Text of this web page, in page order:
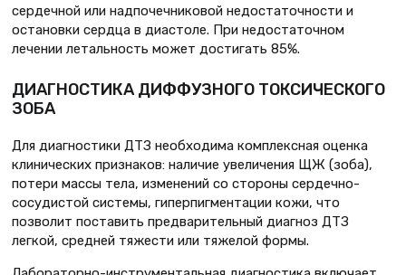
сердечной или надпочечниковой недостаточности и
остановки сердца в диастоле. При недостаточном
лечении летальность может достигать 85%.
ДИАГНОСТИКА ДИФФУЗНОГО ТОКСИЧЕСКОГО
ЗОБА
Для диагностики ДТЗ необходима комплексная оценка
клинических признаков: наличие увеличения ЩЖ (зоба),
потери массы тела, изменений со стороны сердечно-
сосудистой системы, гиперпигментации кожи, что
позволит поставить предварительный диагноз ДТЗ
легкой, средней тяжести или тяжелой формы.